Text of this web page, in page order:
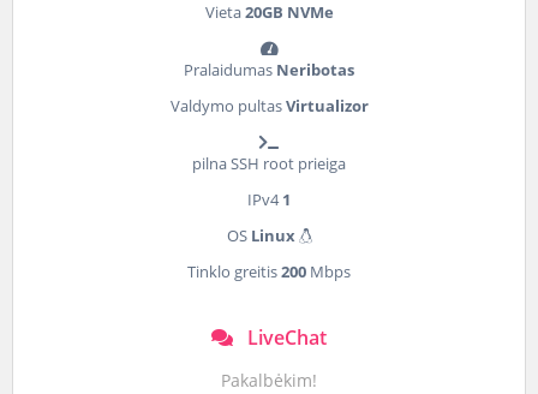
Vieta20GB NVMe
Pralaidumas Neribotas
Valdymo pultasVirtualizor
pilna SSH root prieiga
IPv41
OS Linux
Tinklo greitis200 Mbps
LiveChat
Pakalbėkim!